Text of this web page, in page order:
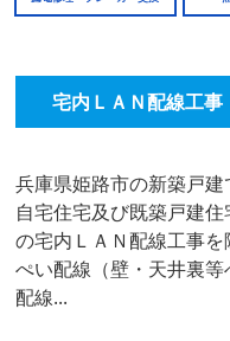
宅内ＬＡＮ配線工事
兵庫県姫路市の新築戸建
自宅住宅及び既築戸建住
の宅内ＬＡＮ配線工事を
ぺい配線（壁・天井裏等
配線...